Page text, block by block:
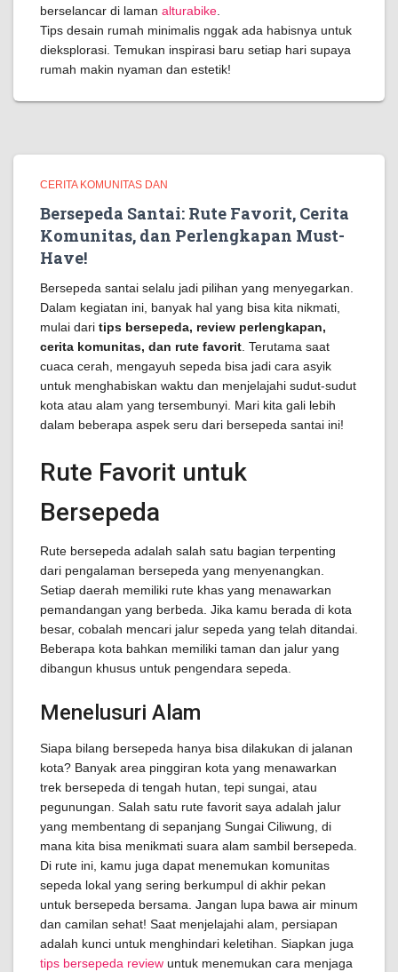
berselancar di laman alturabike
Tips desain rumah minimalis nggak ada habisnya untuk
dieksplorasi. Temukan inspirasi baru setiap hari supaya
rumah makin nyaman dan estetik!
CERITA KOMUNITAS DAN
Bersepeda Santai: Rute Favorit, Cerita
Komunitas, dan Perlengkapan Must-
Have!
Bersepeda santai selalu jadi pilihan yang menyegarkan.
Dalam kegiatan ini, banyak hal yang bisa kita nikmati,
mulai dari tips bersepeda, review perlengkapan,
cerita komunitas, dan rute favorit . Terutama saat
cuaca cerah, mengayuh sepeda bisa jadi cara asyik
untuk menghabiskan waktu dan menjelajahi sudut-sudut
kota atau alam yang tersembunyi. Mari kita gali lebih
dalam beberapa aspek seru dari bersepeda santai ini!
Rute Favorit untuk
Bersepeda
Rute bersepeda adalah salah satu bagian terpenting
dari pengalaman bersepeda yang menyenangkan.
Setiap daerah memiliki rute khas yang menawarkan
pemandangan yang berbeda. Jika kamu berada di kota
besar, cobalah mencari jalur sepeda yang telah ditandai.
Beberapa kota bahkan memiliki taman dan jalur yang
dibangun khusus untuk pengendara sepeda.
Menelusuri Alam
Siapa bilang bersepeda hanya bisa dilakukan di jalanan
kota? Banyak area pinggiran kota yang menawarkan
trek bersepeda di tengah hutan, tepi sungai, atau
pegunungan. Salah satu rute favorit saya adalah jalur
yang membentang di sepanjang Sungai Ciliwung, di
mana kita bisa menikmati suara alam sambil bersepeda.
Di rute ini, kamu juga dapat menemukan komunitas
sepeda lokal yang sering berkumpul di akhir pekan
untuk bersepeda bersama. Jangan lupa bawa air minum
dan camilan sehat! Saat menjelajahi alam, persiapan
adalah kunci untuk menghindari keletihan. Siapkan juga
tips bersepeda review untuk menemukan cara menjaga